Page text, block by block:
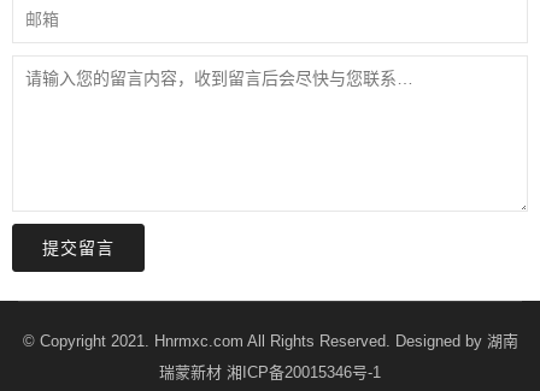
提交留言
© Copyright 2021. Hnrmxc.com All Rights Reserved. Designed by 湖南
瑞蒙新材 湘ICP备20015346号-1